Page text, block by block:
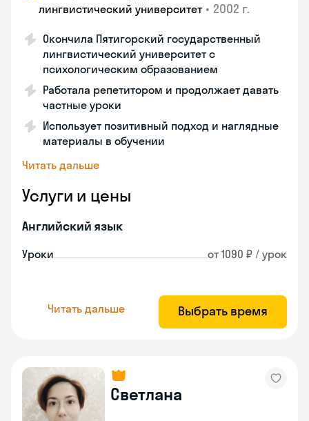
лингвистический университет • 2002 г.
Окончила Пятигорский государственный
лингвистический университет с
психологическим образованием
Работала репетитором и продолжает давать
частные уроки
Использует позитивный подход и наглядные
материалы в обучении
Читать дальше
Услуги и цены
Английский язык
Уроки от 1090 ₽ / урок
Читать дальше Выбрать время
Светлана